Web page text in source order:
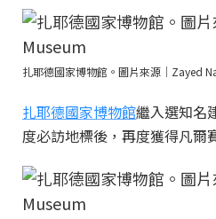
扎耶德國家博物館。圖片來源｜Zayed
扎耶德國家博物館繼入選知名
度必訪地標後，再度獲得凡爾